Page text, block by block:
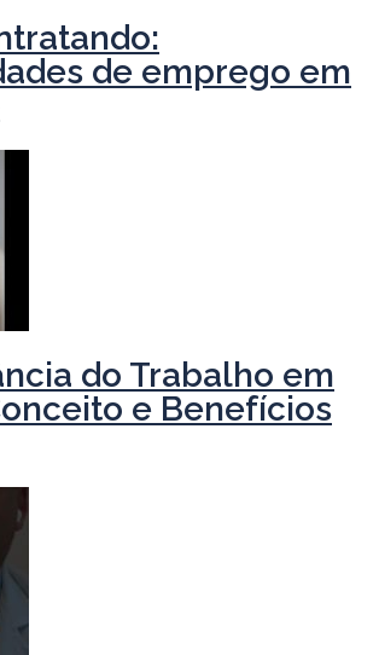
de emprego em
do Trabalho em
e Benefícios